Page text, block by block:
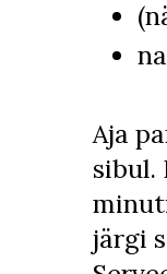
Aja
sibul.
järgi